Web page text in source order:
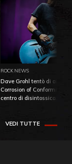
ROCK NEWS
Dave Grohl tentò di
Corrosion of Conformity
centro di
VEDI TUTTE